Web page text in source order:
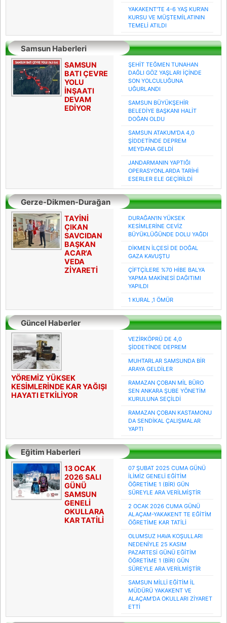
YAKAKENT'TE 4-6 YAŞ KUR'AN
KURSU VE MÜŞTEMİLATININ
TEMELİ ATILDI
Samsun Haberleri
SAMSUN
BATI ÇEVRE
YOLU
İNŞAATI
DEVAM
EDİYOR
ŞEHİT TEĞMEN TUNAHAN
DAĞLI GÖZ YAŞLARI İÇİNDE
SON YOLCULUĞUNA
UĞURLANDI
SAMSUN BÜYÜKŞEHİR
BELEDİYE BAŞKANI HALİT
DOĞAN OLDU
SAMSUN ATAKUM'DA 4,0
ŞİDDETİNDE DEPREM
MEYDANA GELDİ
JANDARMANIN YAPTIĞI
OPERASYONLARDA TARİHİ
ESERLER ELE GEÇİRİLDİ
Gerze-Dikmen-Durağan
Haberleri
TAYİNİ
ÇIKAN
SAVCIDAN
BAŞKAN
ACAR'A
VEDA
ZİYARETİ
DURAĞAN'IN YÜKSEK
KESİMLERİNE CEVİZ
BÜYÜKLÜĞÜNDE DOLU YAĞDI
DİKMEN İLÇESİ DE DOĞAL
GAZA KAVUŞTU
ÇİFTÇİLERE %70 HİBE BALYA
YAPMA MAKİNESİ DAĞITIMI
YAPILDI
1 KURAL ,1 ÖMÜR
Güncel Haberler
YÖREMİZ YÜKSEK
KESİMLERİNDE KAR YAĞIŞI
HAYATI ETKİLİYOR
VEZİRKÖPRÜ DE 4,0
ŞİDDETİNDE DEPREM
MUHTARLAR SAMSUNDA BİR
ARAYA GELDİLER
RAMAZAN ÇOBAN MİL BÜRO
SEN ANKARA ŞUBE YÖNETİM
KURULUNA SEÇİLDİ
RAMAZAN ÇOBAN KASTAMONU
DA SENDİKAL ÇALIŞMALAR
YAPTI
Eğitim Haberleri
13 OCAK
2026 SALI
GÜNÜ
SAMSUN
GENELİ
OKULLARA
KAR TATİLİ
07 ŞUBAT 2025 CUMA GÜNÜ
İLİMİZ GENELİ EĞİTİM
ÖĞRETİME 1 (BİR) GÜN
SÜREYLE ARA VERİLMİŞTİR
2 OCAK 2026 CUMA GÜNÜ
ALAÇAM-YAKAKENT TE EĞİTİM
ÖĞRETİME KAR TATİLİ
OLUMSUZ HAVA KOŞULLARI
NEDENİYLE 25 KASIM
PAZARTESİ GÜNÜ EĞİTİM
ÖĞRETİME 1 (BİR) GÜN
SÜREYLE ARA VERİLMİŞTİR
SAMSUN MİLLİ EĞİTİM İL
MÜDÜRÜ YAKAKENT VE
ALAÇAM'DA OKULLARI ZİYARET
ETTİ